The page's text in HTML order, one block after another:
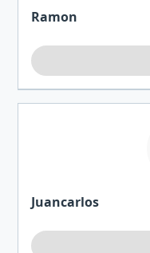
Ramon
Juancarlos